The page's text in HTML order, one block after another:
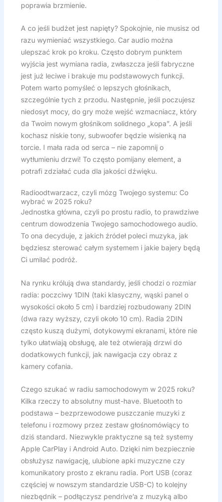
poprawia brzmienie.
A co jeśli budżet jest napięty? Spokojnie, nie musisz od
razu wymieniać wszystkiego. Car audio można
ulepszać krok po kroku. Często dobrym punktem
wyjścia jest wymiana radia, zwłaszcza jeśli fabryczne
jest już leciwe i brakuje mu podstawowych funkcji.
Potem warto pomyśleć o lepszych głośnikach,
szczególnie tych z przodu. Następnie, jeśli poczujesz
niedosyt mocy, do gry może wejść wzmacniacz, który
da Twoim nowym głośnikom solidnego „kopa”. A jeśli
kochasz niskie tony, subwoofer będzie wisienką na
torcie. I mała rada od serca – nie zapomnij o
wytłumieniu drzwi! To często pomijany element, a
potrafi zdziałać cuda dla jakości dźwięku.
Radioodtwarzacz, czyli mózg Twojego systemu: Co
wybrać w 2025 roku?
Jednostka główna, czyli po prostu radio, to prawdziwe
centrum dowodzenia Twojego samochodowego audio.
To ona decyduje, z jakich źródeł poleci muzyka, jak
będziesz sterować całym systemem i jakie bajery będą
Ci umilać podróż.
Na rynku królują dwa standardy, jeśli chodzi o rozmiar
radia: poczciwy 1DIN (taki klasyczny, wąski panel o
wysokości około 5 cm) i bardziej rozbudowany 2DIN
(dwa razy wyższy, czyli około 10 cm). Radia 2DIN
często kuszą dużymi, dotykowymi ekranami, które nie
tylko ułatwiają obsługę, ale też otwierają drzwi do
dodatkowych funkcji, jak nawigacja czy obraz z
kamery cofania.
Czego szukać w radiu samochodowym w 2025 roku?
Kilka rzeczy to absolutny must-have. Bluetooth to
podstawa – bezprzewodowe puszczanie muzyki z
telefonu i rozmowy przez zestaw głośnomówiący to
dziś standard. Niezwykle praktyczne są też systemy
Apple CarPlay i Android Auto. Dzięki nim bezpiecznie
obsłużysz nawigację, ulubione apki muzyczne czy
komunikatory prosto z ekranu radia. Port USB (coraz
częściej w nowszym standardzie USB-C) to kolejny
niezbędnik – podłączysz pendrive’a z muzyką albo